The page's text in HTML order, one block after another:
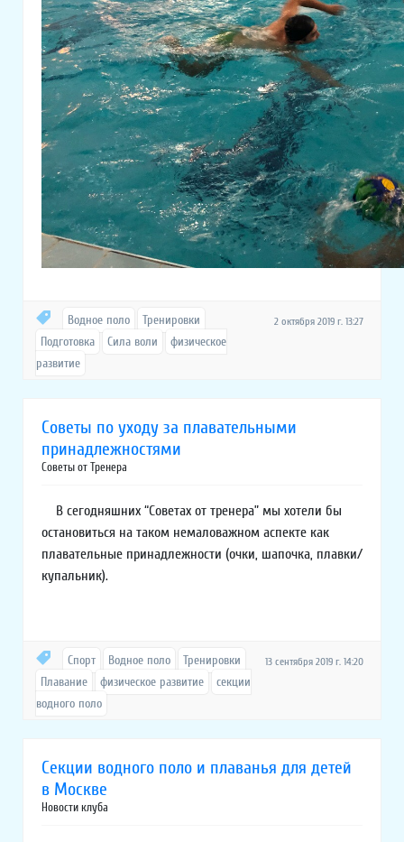
2 октября 2019 г. 13:27
Водное поло
Тренировки
Подготовка
Сила воли
физическое
развитие
Советы по уходу за плавательными
принадлежностями
Советы от Тренера
В сегодняшних “Советах от тренера” мы хотели бы
остановиться на таком немаловажном аспекте как
плавательные принадлежности (очки, шапочка, плавки/
купальник).
13 сентября 2019 г. 14:20
Спорт Водное поло
Тренировки
Плавание
физическое развитие
секции
водного поло
Секции водного поло и плаванья для детей
в Москве
Новости клуба